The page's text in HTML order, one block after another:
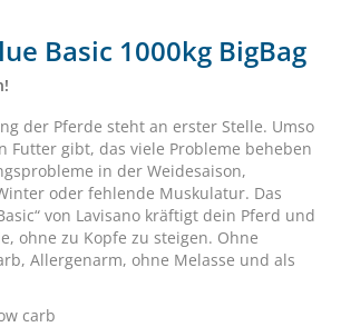
Basic 1000kg BigBag
der Pferde steht an erster Stelle. Umso
Futter gibt, das viele Probleme beheben
in der Weidesaison,
oder fehlende Muskulatur. Das
von Lavisano kräftigt dein Pferd und
ohne zu Kopfe zu steigen. Ohne
Allergenarm, ohne Melasse und als
carb